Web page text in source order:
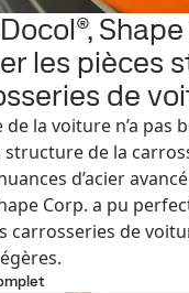
les pièces
de
la voiture n’a pas
structure de la
d’acier
Corp. a pu
carrosseries de